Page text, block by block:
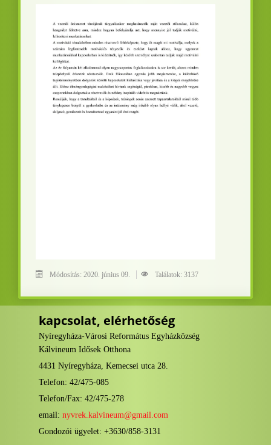
Módosítás: 2020. június 09. Találatok: 3137
kapcsolat, elérhetőség
Nyíregyháza-Városi Református Egyházközség
Kálvineum Idősek Otthona
4431 Nyíregyháza, Kemecsei utca 28.
Telefon: 42/475-085
Telefon/Fax: 42/475-278
email: nyvrek.kalvineum@gmail.com
Gondozói ügyelet: +3630/858-3131